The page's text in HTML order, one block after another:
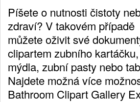
Píšete o nutnosti čistoty
zdraví? V takovém případě
můžete oživit své
clipartem zubního kartáčku,
mýdla, zubní pasty nebo
Najdete možná více
Bathroom Clipart Gallery